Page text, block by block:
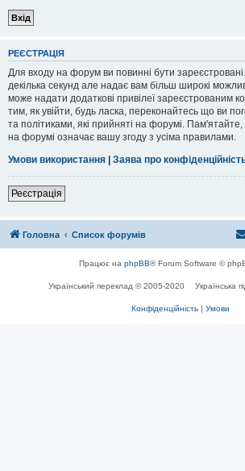
РЕЄСТРАЦІЯ
Для входу на форум ви повинні бути
декілька секунд але надає вам більш широкі
може надати додаткові привілеї зареєстрованим
тим, як увійти, будь ласка, переконайтесь що ви
та політиками, які прийняті на форумі.
на форумі означає вашу згоду з усіма правилами.
Умови використання | Заява про
Реєстрація
Головна Список форумів
Працює на phpBB® Forum Software ©
Український переклад © 2005-2020 Українська
Конфіденційність | Умови